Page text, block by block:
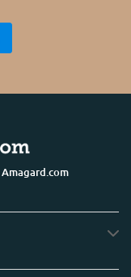
Amagard.com